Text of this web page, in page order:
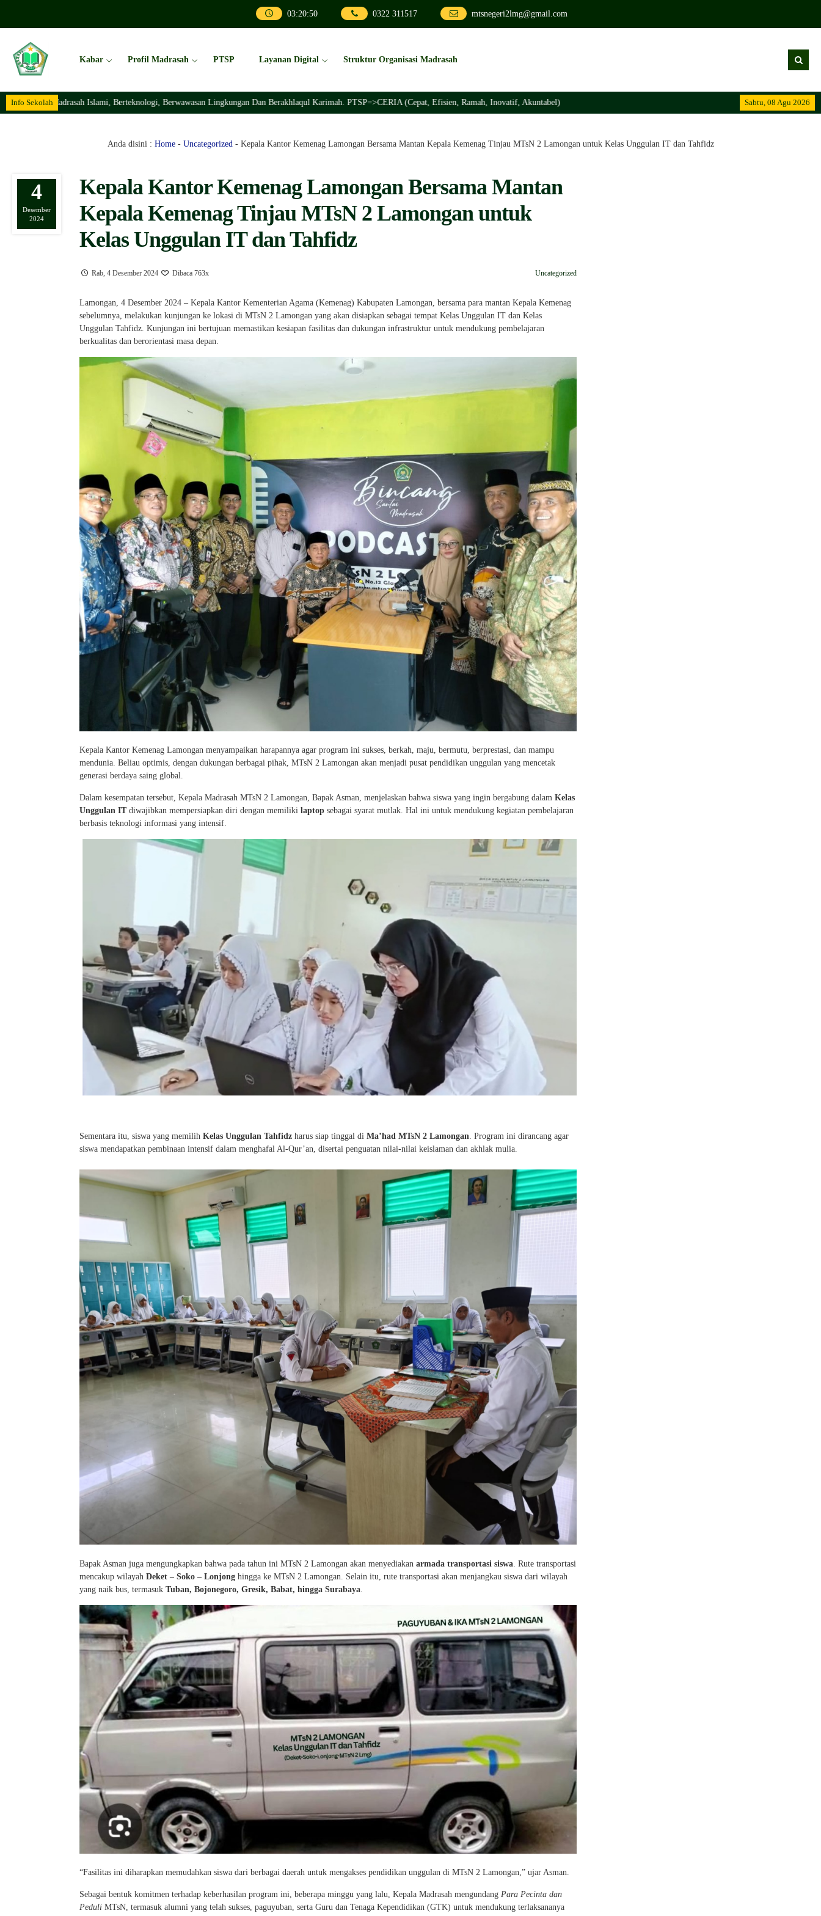
03:20:52 0322 311517 mtsnegeri2lmg@gmail.com
Kabar Profil Madrasah PTSP Layanan Digital Struktur Organisasi Madrasah
Info Sekolah Sabtu, 08 Agu 2026
Madrasah
Madrasah Islami, Berteknologi, Berwawasan Lingkungan Dan Berakhlaqul Karimah. PTSP=>CERIA (Cepat, Efisien, Ramah, Inovatif, Akuntabel)
Anda disini : Home- Uncategorized- Kepala Kantor Kemenag Lamongan Bersama Mantan Kepala Kemenag Tinjau MTsN 2 Lamongan untuk Kelas Unggulan IT dan Tahfidz
4
Desember
2024
Kepala Kantor Kemenag Lamongan Bersama Mantan
Kepala Kemenag Tinjau MTsN 2 Lamongan untuk
Kelas Unggulan IT dan Tahfidz
Rab, 4 Desember 2024 Dibaca 763x Uncategorized
Lamongan, 4 Desember 2024 – Kepala Kantor Kementerian Agama (Kemenag) Kabupaten Lamongan, bersama para mantan Kepala Kemenag
sebelumnya, melakukan kunjungan ke lokasi di MTsN 2 Lamongan yang akan disiapkan sebagai tempat Kelas Unggulan IT dan Kelas
Unggulan Tahfidz. Kunjungan ini bertujuan memastikan kesiapan fasilitas dan dukungan infrastruktur untuk mendukung pembelajaran
berkualitas dan berorientasi masa depan.
Kepala Kantor Kemenag Lamongan menyampaikan harapannya agar program ini sukses, berkah, maju, bermutu, berprestasi, dan mampu
mendunia. Beliau optimis, dengan dukungan berbagai pihak, MTsN 2 Lamongan akan menjadi pusat pendidikan unggulan yang mencetak
generasi berdaya saing global.
Dalam kesempatan tersebut, Kepala Madrasah MTsN 2 Lamongan, Bapak Asman, menjelaskan bahwa siswa yang ingin bergabung dalam Kelas
Unggulan ITdiwajibkan mempersiapkan diri dengan memiliki laptop sebagai syarat mutlak. Hal ini untuk mendukung kegiatan pembelajaran
berbasis teknologi informasi yang intensif.
Sementara itu, siswa yang memilih Kelas Unggulan Tahfidz harus siap tinggal di Ma’had MTsN 2 Lamongan . Program ini dirancang agar
siswa mendapatkan pembinaan intensif dalam menghafal Al-Qur’an, disertai penguatan nilai-nilai keislaman dan akhlak mulia.
Bapak Asman juga mengungkapkan bahwa pada tahun ini MTsN 2 Lamongan akan menyediakan armada transportasi siswa. Rute transportasi
mencakup wilayah Deket – Soko – Lonjong hingga ke MTsN 2 Lamongan. Selain itu, rute transportasi akan menjangkau siswa dari wilayah
yang naik bus, termasuk Tuban, Bojonegoro, Gresik, Babat, hingga Surabaya.
“Fasilitas ini diharapkan memudahkan siswa dari berbagai daerah untuk mengakses pendidikan unggulan di MTsN 2 Lamongan,” ujar Asman.
Sebagai bentuk komitmen terhadap keberhasilan program ini, beberapa minggu yang lalu, Kepala Madrasah mengundang Para Pecinta dan
Peduli MTsN, termasuk alumni yang telah sukses, paguyuban, serta Guru dan Tenaga Kependidikan (GTK) untuk mendukung terlaksananya